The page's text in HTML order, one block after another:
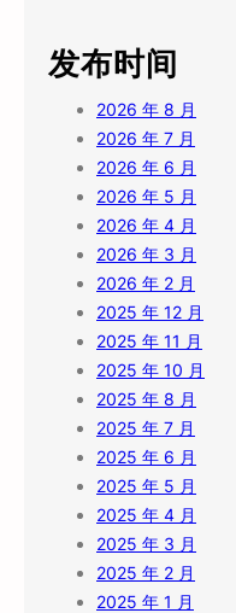
发布时间
2026 年 8 月
2026 年 7 月
2026 年 6 月
2026 年 5 月
2026 年 4 月
2026 年 3 月
2026 年 2 月
2025 年 12 月
2025 年 11 月
2025 年 10 月
2025 年 8 月
2025 年 7 月
2025 年 6 月
2025 年 5 月
2025 年 4 月
2025 年 3 月
2025 年 2 月
2025 年 1 月